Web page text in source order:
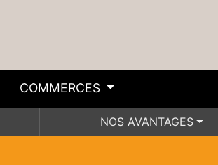
COMMERCES
NOS AVANTAGES